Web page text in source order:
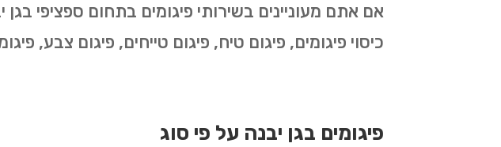
אם אתם מעוניינים בשירותי פיגומים בתחום ספציפי בגן
כיסוי פיגומים, פיגום טיח, פיגום טייחים, פיגום צבע,
פיגומים בגן יבנה על פי סוג